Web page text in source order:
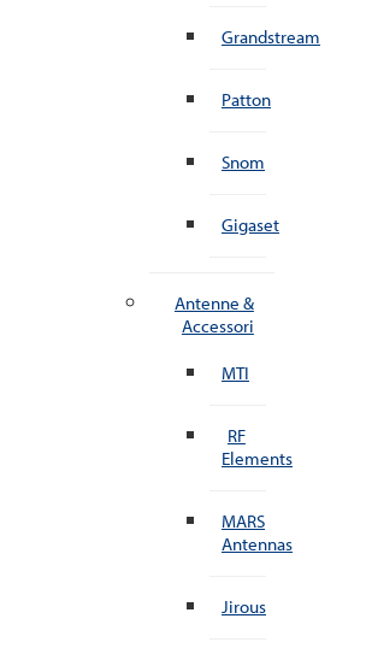
Grandstream
Patton
Snom
Gigaset
Antenne &
Accessori
MTI
RF
Elements
MARS
Antennas
Jirous